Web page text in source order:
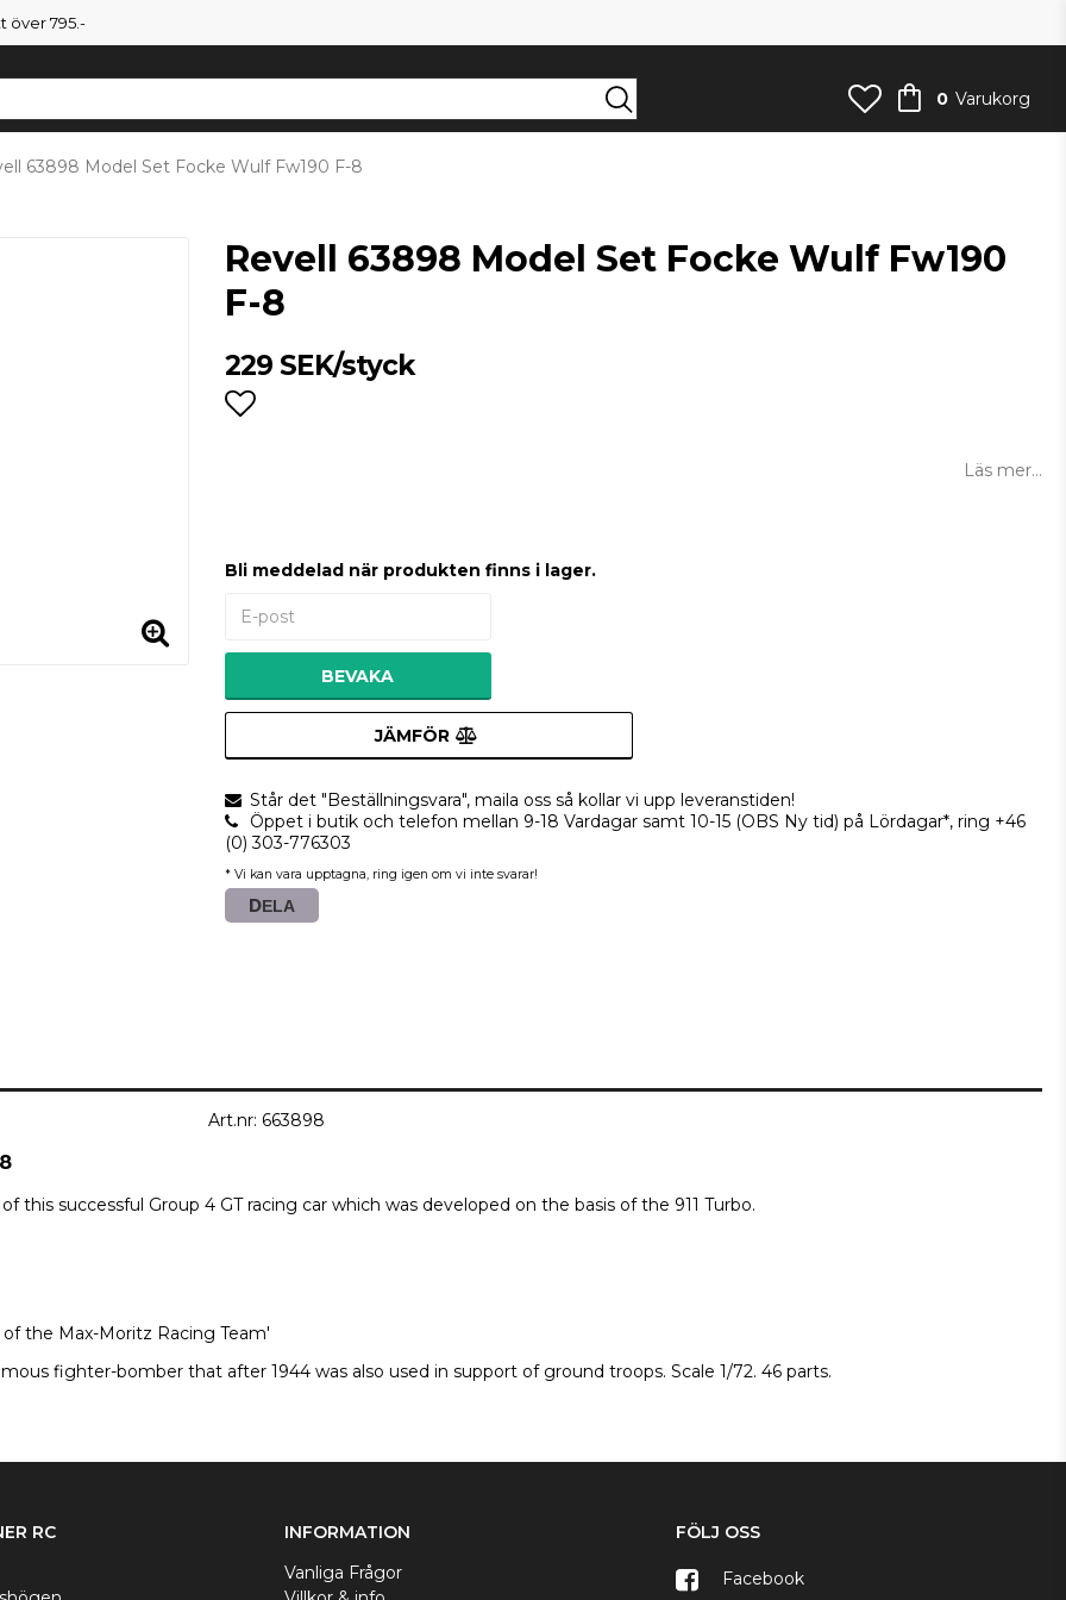
över 795.-
0 Varukorg
63898 Model Set Focke Wulf Fw190 F-8
Revell 63898 Model Set Focke Wulf Fw190
F-8
229 SEK/styck
Läs mer...
Bli meddelad när produkten finns i lager.
BEVAKA
JÄMFÖR
Står det "Beställningsvara", maila oss så kollar vi upp leveranstiden!
Öppet i butik och telefon mellan 9-18 Vardagar samt 10-15 (OBS Ny tid) på Lördagar*, ring +46
(0) 303-776303
* Vi kan vara upptagna, ring igen om vi inte svarar!
DELA
Art.nr: 663898
this successful Group 4 GT racing car which was developed on the basis of the 911 Turbo.
the Max-Moritz Racing Team'
fighter-bomber that after 1944 was also used in support of ground troops. Scale 1/72. 46 parts.
RC
INFORMATION
Vanliga Frågor
FÖLJ OSS
Facebook